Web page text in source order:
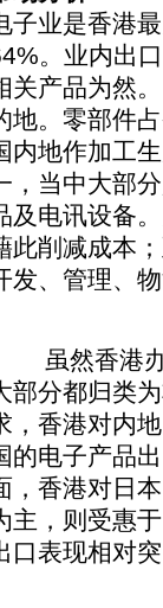
子业是香港
。业内出
关产品为然
地。零部件
内地作加工
，当中大部
及电讯设备
此削减成本
发、管理、
虽然香港办
部分都归类
，香港对内
的电子产品
，香港对日
主，则受惠
口表现相对